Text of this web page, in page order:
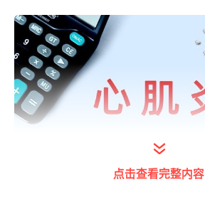
点击查看完整内容